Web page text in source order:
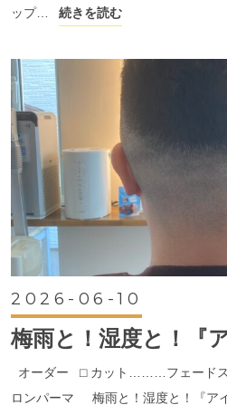
ップ…
続きを読む
2026-06-10
梅雨と！湿度と！『
オーダー ⬜︎ カット………フェード
ロンパーマ 梅雨と！湿度と！『ア